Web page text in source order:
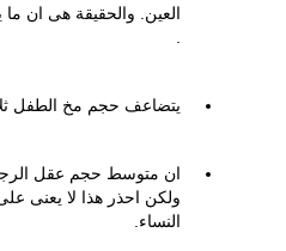
العين. والحقيقة هى ان
يتضاعف حجم مخ الطفل
ولكن احذر هذا لا يعنى
النساء.